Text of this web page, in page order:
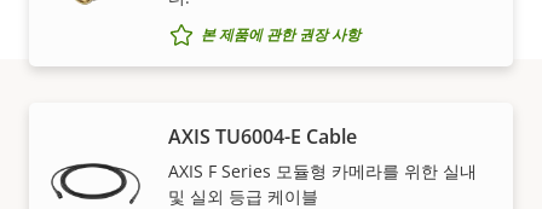
본 제품에 관한 권장 사항
AXIS TU6004-E Cable
AXIS F Series 모듈형 카메라를 위한 실내
및 실외 등급 케이블
보증